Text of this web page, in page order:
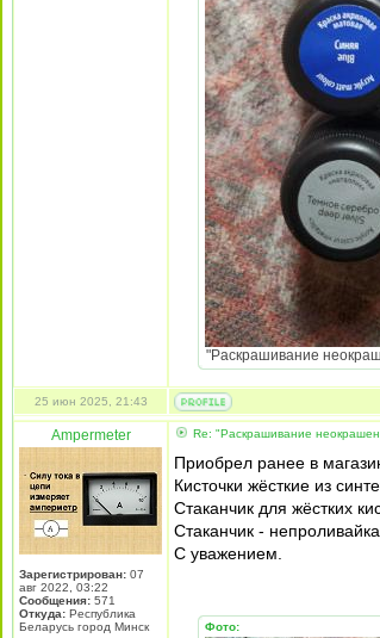
"Раскрашивание
25 июн 2025, 21:43
Ampermeter
Зарегистрирован: 07
авг 2022, 03:22
Сообщения: 571
Откуда: Республика
Беларусь город Минск
Re: "Раскрашивание
Приобрел ранее в
Кисточки жёсткие из
Стаканчик для жёстких
Стаканчик -
С уважением.
Фото: